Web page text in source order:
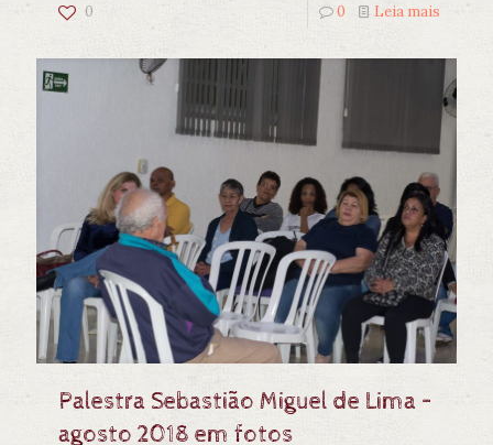
0 0 Leia mais
Palestra Sebastião Miguel de Lima –
agosto 2018 em fotos